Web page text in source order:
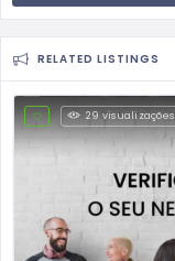
RELATED LISTINGS
29 visualizações